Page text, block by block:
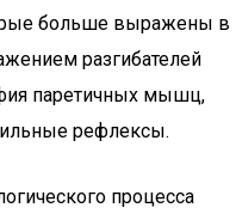
больше выражены в
разгибателей
паретичных мышц,
рефлексы.
процесса